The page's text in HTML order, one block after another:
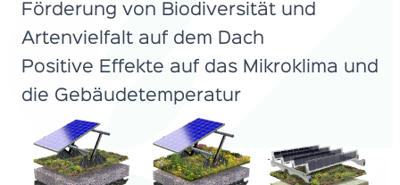
Förderung von Biodiversität und
Artenvielfalt auf dem Dach
Positive Effekte auf das Mikroklima und
die Gebäudetemperatur